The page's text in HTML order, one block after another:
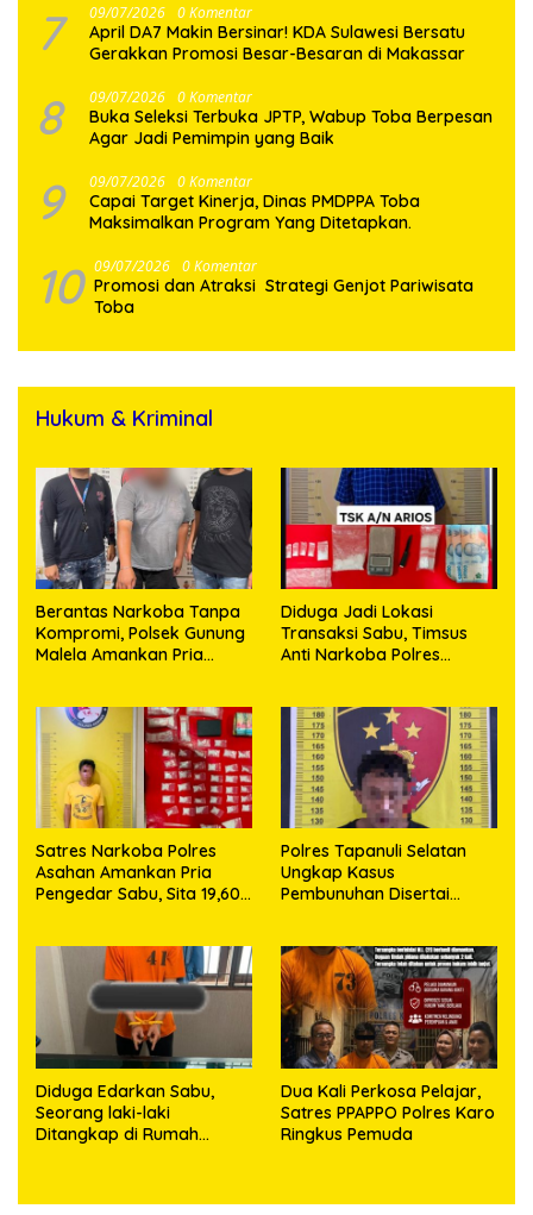
7 09/07/2026 0 Komentar
April DA7 Makin Bersinar! KDA Sulawesi Bersatu
Gerakkan Promosi Besar-Besaran di Makassar
8 09/07/2026 0 Komentar
Buka Seleksi Terbuka JPTP, Wabup Toba Berpesan
Agar Jadi Pemimpin yang Baik
9 09/07/2026 0 Komentar
Capai Target Kinerja, Dinas PMDPPA Toba
Maksimalkan Program Yang Ditetapkan.
10 09/07/2026 0 Komentar
Promosi dan Atraksi Strategi Genjot Pariwisata
Toba
Hukum & Kriminal
Berantas Narkoba Tanpa
Kompromi, Polsek Gunung
Malela Amankan Pria
Diduga Jadi Lokasi
Transaksi Sabu, Timsus
Anti Narkoba Polres
63,67 Gram Sabu
Satres Narkoba Polres
Asahan Amankan Pria
Pengedar Sabu, Sita 19,60
Polres Tapanuli Selatan
Ungkap Kasus
Pembunuhan Disertai
Ditangkap
Diduga Edarkan Sabu,
Seorang laki-laki
Ditangkap di Rumah
Dua Kali Perkosa Pelajar,
Satres PPAPPO Polres Karo
Ringkus Pemuda